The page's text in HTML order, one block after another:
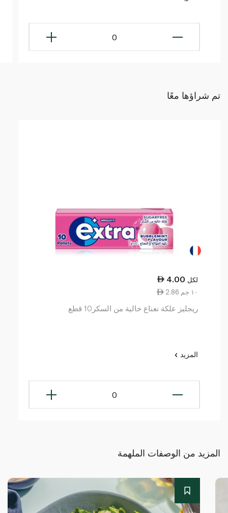
0
تم شراؤها معًا
4.00 لكل
2.86 ١٠ جم
ريجليز علكة نعناع خالية من السكر10 قطع
المزيد
0
المزيد من الوصفات الملهمة